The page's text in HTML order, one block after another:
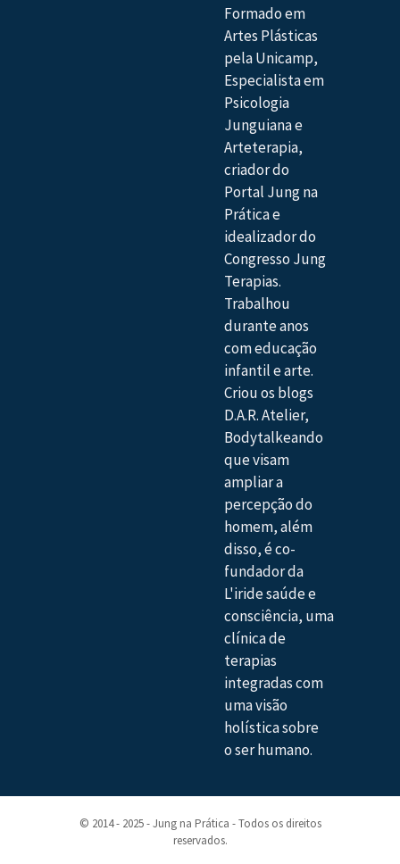
Formado em
Artes Plásticas
pela Unicamp,
Especialista em
Psicologia
Junguiana e
Arteterapia,
criador do
Portal Jung na
Prática e
idealizador do
Congresso Jung
Terapias.
Trabalhou
durante anos
com educação
infantil e arte.
Criou os blogs
D.A.R. Atelier,
Bodytalkeando
que visam
ampliar a
percepção do
homem, além
disso, é co-
fundador da
L'iride saúde e
consciência, uma
clínica de
terapias
integradas com
uma visão
holística sobre
o ser humano.
© 2014 - 2025 - Jung na Prática - Todos os direitos
reservados.